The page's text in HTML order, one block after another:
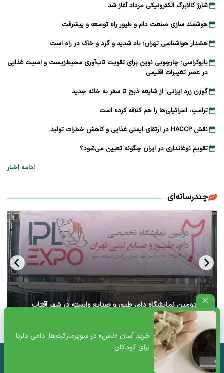
خرید آسان «ناس» در سوپرمارکت‌ها؛ دامی دلربا
برای کودکان
شارژ کالابرگ الکترونیکی مرداد آغاز شد
هوشمند سازی صنعت دام و طیور راه توسعه و پیشرفت
هشدار هواشناسی تهران؛ باد شدید و گرد و خاک در راه است
بایوکراسی؛ چارچوبی نوین برای تقویت تاب‌آوری محیط‌زیست و امنیت غذایی
در عصر تغییرات اقلیمی
گوزن زرد ایرانی؛ از شایعه ذبح تا سفر به خانه جدید
ترامپ، اسرائیلی‌ها را هم کلافه کرده است
نقش HACCP در ارتقای ایمنی غذایی و کاهش خطرات تولید
تقویم نوغانداری در ایران چگونه تعیین می‌شود؟
ادامه اخبار
چندرسانه‌ای
آغاز دومین نمایشگاه دام، طیور و صنایع وابسته در شهر آفتاب
تهران+ ویدئو